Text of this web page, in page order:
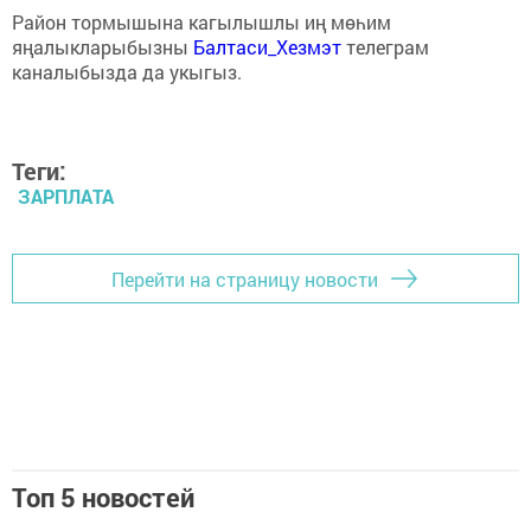
Район тормышына кагылышлы иң мөһим
яңалыкларыбызны Балтаси_Хезмэттелеграм
каналыбызда да укыгыз.
Теги:
ЗАРПЛАТА
Перейти на страницу новости
Топ 5 новостей